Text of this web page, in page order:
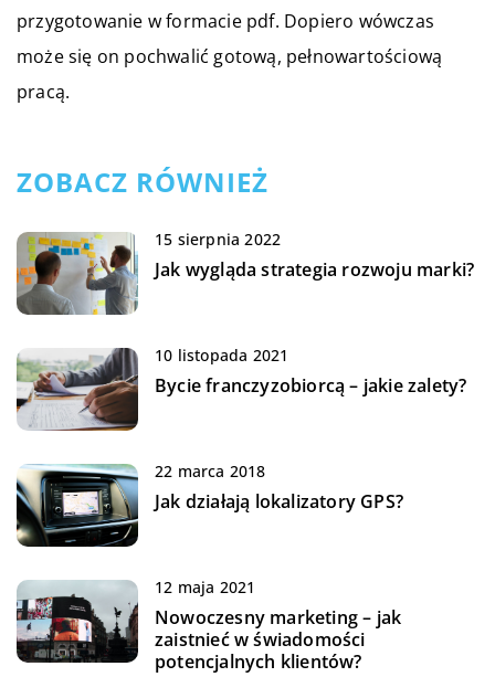
przygotowanie w formacie pdf. Dopiero wówczas
może się on pochwalić gotową, pełnowartościową
pracą.
ZOBACZ RÓWNIEŻ
15 sierpnia 2022
Jak wygląda strategia rozwoju marki?
10 listopada 2021
Bycie franczyzobiorcą – jakie zalety?
22 marca 2018
Jak działają lokalizatory GPS?
12 maja 2021
Nowoczesny marketing – jak
zaistnieć w świadomości
potencjalnych klientów?